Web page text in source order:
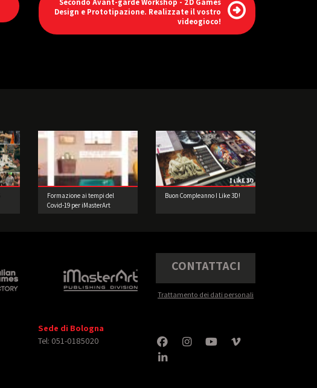
Secondo Avant-garde Workshop - 2D Games
Design e Prototipazione. Realizzate il vostro
videogioco!
Formazione ai tempi del
Covid-19 per iMasterArt
Buon Compleanno I Like 3D!
CONTATTACI
Trattamento dei dati personali
Sede di Bologna
Tel: 051-0185020